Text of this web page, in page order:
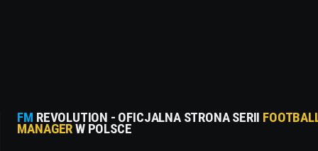
FM REVOLUTION - OFICJALNA STRONA SERII
MANAGERW POLSCE